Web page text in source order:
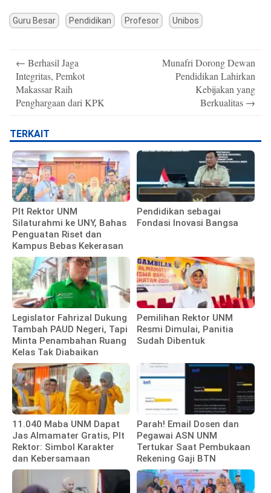
Guru Besar Pendidikan Profesor Unibos
navigation
← Berhasil Jaga
Integritas, Pemkot
Makassar Raih
Penghargaan dari KPK
Munafri Dorong Dewan
Pendidikan Lahirkan
Kebijakan yang
Berkualitas →
TERKAIT
Plt Rektor UNM
Silaturahmi ke UNY, Bahas
Penguatan Riset dan
Kampus Bebas Kekerasan
Pendidikan sebagai
Fondasi Inovasi Bangsa
Legislator Fahrizal Dukung
Tambah PAUD Negeri, Tapi
Minta Penambahan Ruang
Kelas Tak Diabaikan
Pemilihan Rektor UNM
Resmi Dimulai, Panitia
Sudah Dibentuk
11.040 Maba UNM Dapat
Jas Almamater Gratis, Plt
Rektor: Simbol Karakter
dan Kebersamaan
Parah! Email Dosen dan
Pegawai ASN UNM
Tertukar Saat Pembukaan
Rekening Gaji BTN